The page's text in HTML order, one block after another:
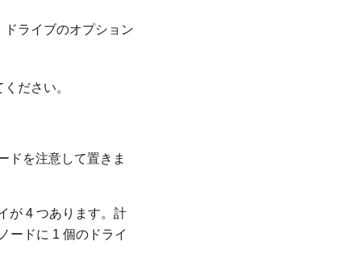
ライブのオプション
ださい。
ドを注意して置きま
が 4 つあります。計
ードに 1 個のドライ